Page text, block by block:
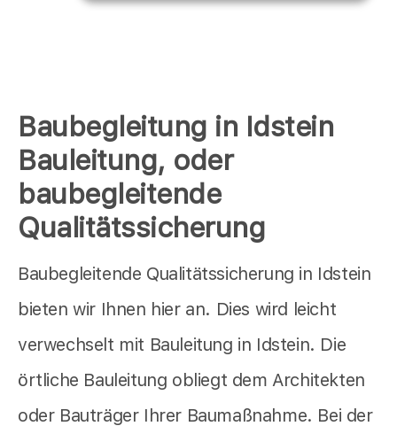
Baubegleitung in Idstein
Bauleitung, oder
baubegleitende
Qualitätssicherung
Baubegleitende Qualitätssicherung in Idstein
bieten wir Ihnen hier an. Dies wird leicht
verwechselt mit Bauleitung in Idstein. Die
örtliche Bauleitung obliegt dem Architekten
oder Bauträger Ihrer Baumaßnahme. Bei der